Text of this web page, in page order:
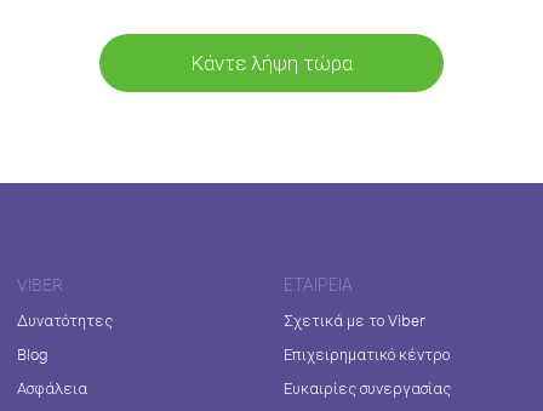
Κάντε λήψη τώρα
VIBER
Δυνατότητες
Blog
Ασφάλεια
ΕΤΑΙΡΕΊΑ
Σχετικά με το Viber
Επιχειρηματικό κέντρο
Ευκαιρίες συνεργασίας